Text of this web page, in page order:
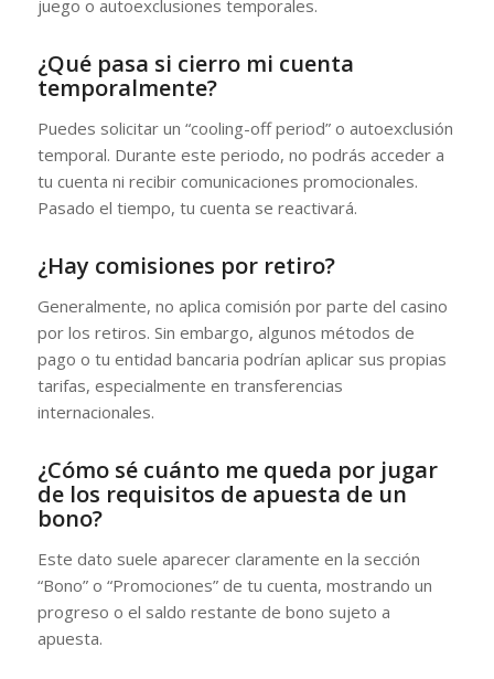
juego o autoexclusiones temporales.
¿Qué pasa si cierro mi cuenta
temporalmente?
Puedes solicitar un “cooling-off period” o autoexclusión
temporal. Durante este periodo, no podrás acceder a
tu cuenta ni recibir comunicaciones promocionales.
Pasado el tiempo, tu cuenta se reactivará.
¿Hay comisiones por retiro?
Generalmente, no aplica comisión por parte del casino
por los retiros. Sin embargo, algunos métodos de
pago o tu entidad bancaria podrían aplicar sus propias
tarifas, especialmente en transferencias
internacionales.
¿Cómo sé cuánto me queda por jugar
de los requisitos de apuesta de un
bono?
Este dato suele aparecer claramente en la sección
“Bono” o “Promociones” de tu cuenta, mostrando un
progreso o el saldo restante de bono sujeto a
apuesta.